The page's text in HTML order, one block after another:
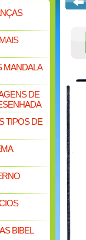
MANDALA
DE
TIPOS DE
BIBEL